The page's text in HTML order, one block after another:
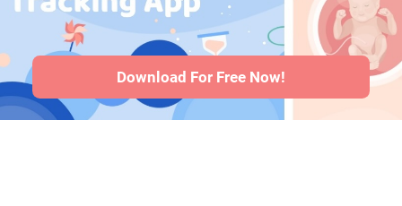
bei Babys·Artikel ·
Redaktionelle
RichtlinieDownload For Free Now!